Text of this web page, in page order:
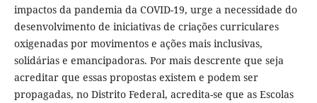
impactos da pandemia da COVID-19, urge a necessidade do
desenvolvimento de iniciativas de criações curriculares
oxigenadas por movimentos e ações mais inclusivas,
solidárias e emancipadoras. Por mais descrente que seja
acreditar que essas propostas existem e podem ser
propagadas, no Distrito Federal, acredita-se que as Escolas